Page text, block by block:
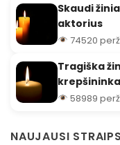
Skaudi
aktorius
74520
Tragiška
58989
NAUJAUSI